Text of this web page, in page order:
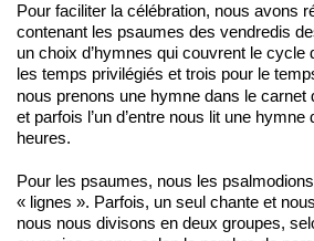
Pour faciliter la célébration, nous avons
contenant les psaumes des vendredis
un choix d’hymnes qui couvrent le cycle
les temps privilégiés et trois pour le
nous prenons une hymne dans le carnet
et parfois l’un d’entre nous lit une hymne
heures.
Pour les psaumes, nous les
« lignes ». Parfois, un seul chante et
nous nous divisons en deux groupes,